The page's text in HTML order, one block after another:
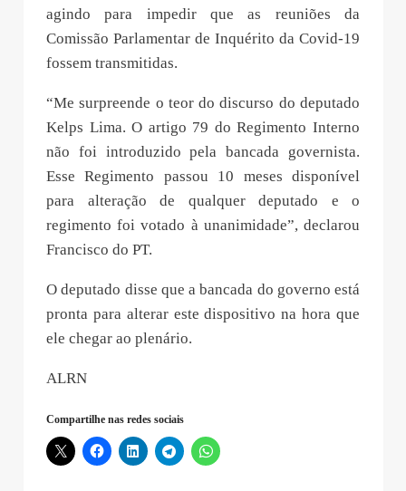
agindo para impedir que as reuniões da
Comissão Parlamentar de Inquérito da Covid-19
fossem transmitidas.
“Me surpreende o teor do discurso do deputado
Kelps Lima. O artigo 79 do Regimento Interno
não foi introduzido pela bancada governista.
Esse Regimento passou 10 meses disponível
para alteração de qualquer deputado e o
regimento foi votado à unanimidade”, declarou
Francisco do PT.
O deputado disse que a bancada do governo está
pronta para alterar este dispositivo na hora que
ele chegar ao plenário.
ALRN
Compartilhe nas redes sociais